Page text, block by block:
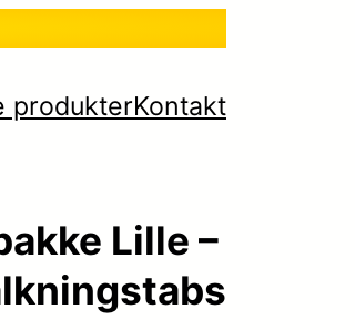
produkterKontakt
Lille –